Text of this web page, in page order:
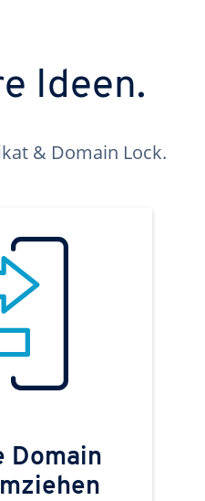
Ideen.
& Domain Lock.
Domain